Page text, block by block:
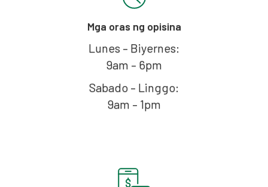
Mga oras ng opisina
Lunes – Biyernes:
9am – 6pm
Sabado – Linggo:
9am – 1pm